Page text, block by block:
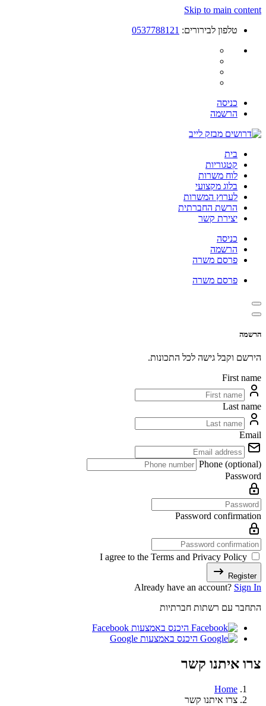
Skip to main content
טלפון לבירורים: 0537788121
כניסה
הרשמה
בית
קטגוריות
לוח משרות
בלוג מקצועי
לערוץ המשרות
הרשת החברתית
יצירת קשר
כניסה
הרשמה
פרסם משרה
פרסם משרה
הרשמה
הירשם וקבל גישה לכל התכונות.
First name
Last name
Email
Phone (optional)
Password
Password confirmation
I agree to the Terms and Privacy Policy
Register
Already have an account? Sign In
התחבר עם רשתות חברתיות
היכנס באמצעות Facebook
היכנס באמצעות Google
צרו איתנו קשר
Home
צרו איתנו קשר